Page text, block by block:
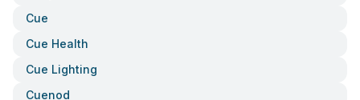
Cue
Cue Health
Cue Lighting
Cuenod